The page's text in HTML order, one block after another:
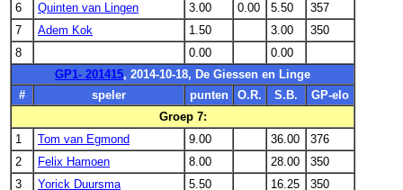
6
Quinten van Lingen 3.00 0.00 5.50
357
7
Adem Kok 1.50 3.00
350
8
0.00
0.00
GP1- 201415, 2014-10-18, De Giessen en Linge
#
speler punten O.R. S.B.
GP-elo
Groep 7:
1
Tom van Egmond 9.00 36.00
376
2
Felix Hamoen 8.00 28.00
350
3
Yorick Duursma 5.50 16.25
350